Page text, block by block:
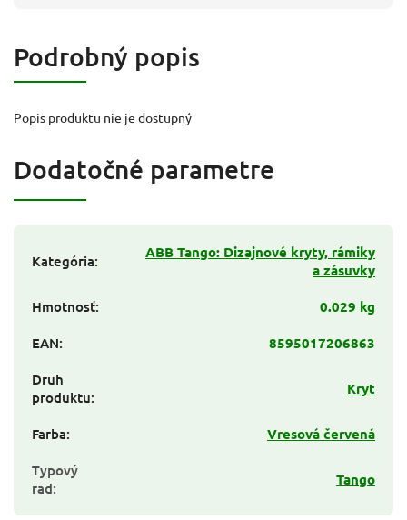
Podrobný popis
Popis produktu nie je dostupný
Dodatočné parametre
Kategória:
ABB Tango: Dizajnové kryty, rámiky
a zásuvky
Hmotnosť:
0.029 kg
EAN:
8595017206863
Druh
produktu: Kryt
Farba:
Vresová červená
Typový
rad: Tango